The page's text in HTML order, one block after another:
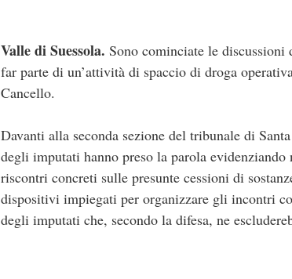
Valle di Suessola. Sono cominciate le discussioni
far parte di un’attività di spaccio di droga
Cancello.
Davanti alla seconda sezione del tribunale di
degli imputati hanno preso la parola
riscontri concreti sulle presunte cessioni di
dispositivi impiegati per organizzare gli incontri
degli imputati che, secondo la difesa, ne